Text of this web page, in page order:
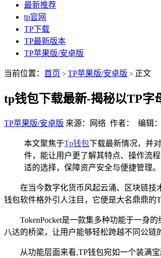
最新推荐
tp官网
TP下载
TP最新版本
TP苹果版/安卓版
当前位置： 首页 > TP苹果版/安卓版 > 正文
tp钱包下载最新-揭秘以TP字
TP苹果版/安卓版 来源：网络 作者： 编辑：
本文聚焦于Tp钱包下载最新情况，并
件，能让用户更了解其特点、操作流
适的选择，保障资产安全与便捷管理。
在当今数字化货币风起云涌、区块链技
钱包软件格外引人注目，它便是大名鼎鼎的
TokenPocket是一款集多种功能于一身
八达的桥梁，让用户能够轻松跨越不同公链
从功能层面来看,TP钱包宛如一个装满